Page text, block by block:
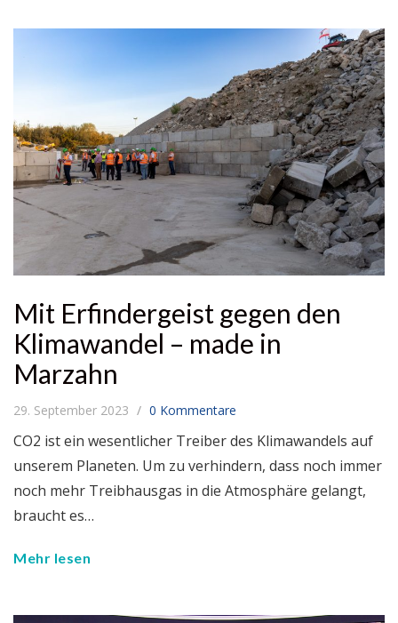
Mit Erfindergeist gegen den
Klimawandel – made in
Marzahn
29. September 2023 0 Kommentare
CO2 ist ein wesentlicher Treiber des Klimawandels auf
unserem Planeten. Um zu verhindern, dass noch immer
noch mehr Treibhausgas in die Atmosphäre gelangt,
braucht es…
Mehr lesen